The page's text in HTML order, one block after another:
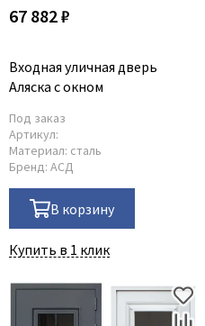
67 882 ₽
Входная уличная дверь
Аляска с окном
Под заказ
Артикул:
Материал: сталь
Бренд: АСД
В корзину
Купить в 1 клик